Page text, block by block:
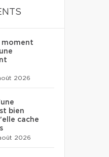
moment
2026
bien
cache
2026